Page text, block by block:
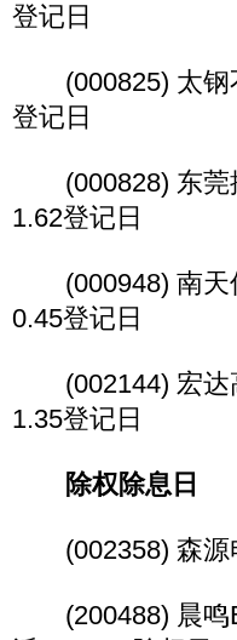
登记日
(000825) 太钢
登记日
(000828) 东莞
1.62登记日
(000948) 南天
0.45登记日
(002144) 宏达
1.35登记日
除权除息日
(002358) 森源
(200488) 晨鸣